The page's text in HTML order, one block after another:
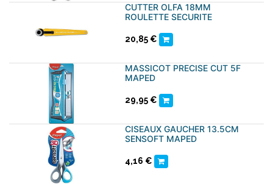
CUTTER OLFA 18MM
ROULETTE SECURITE
20,85 €
MASSICOT PRECISE CUT 5F
MAPED
29,95 €
CISEAUX GAUCHER 13.5CM
SENSOFT MAPED
4,16 €